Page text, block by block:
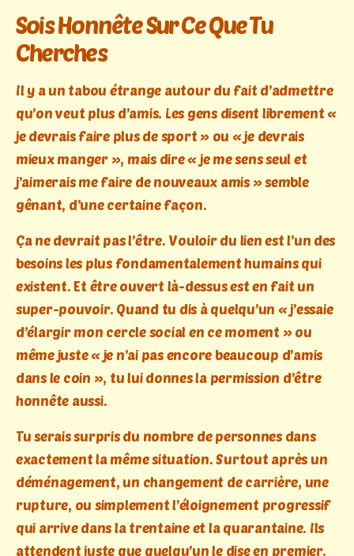
Sois Honnête Sur Ce Que Tu
Cherches
Il y a un tabou étrange autour du fait d’admettre
qu’on veut plus d’amis. Les gens disent librement «
je devrais faire plus de sport » ou « je devrais
mieux manger », mais dire « je me sens seul et
j’aimerais me faire de nouveaux amis » semble
gênant, d’une certaine façon.
Ça ne devrait pas l’être. Vouloir du lien est l’un des
besoins les plus fondamentalement humains qui
existent. Et être ouvert là-dessus est en fait un
super-pouvoir. Quand tu dis à quelqu’un « j’essaie
d’élargir mon cercle social en ce moment » ou
même juste « je n’ai pas encore beaucoup d’amis
dans le coin », tu lui donnes la permission d’être
honnête aussi.
Tu serais surpris du nombre de personnes dans
exactement la même situation. Surtout après un
déménagement, un changement de carrière, une
rupture, ou simplement l’éloignement progressif
qui arrive dans la trentaine et la quarantaine. Ils
attendent juste que quelqu’un le dise en premier.